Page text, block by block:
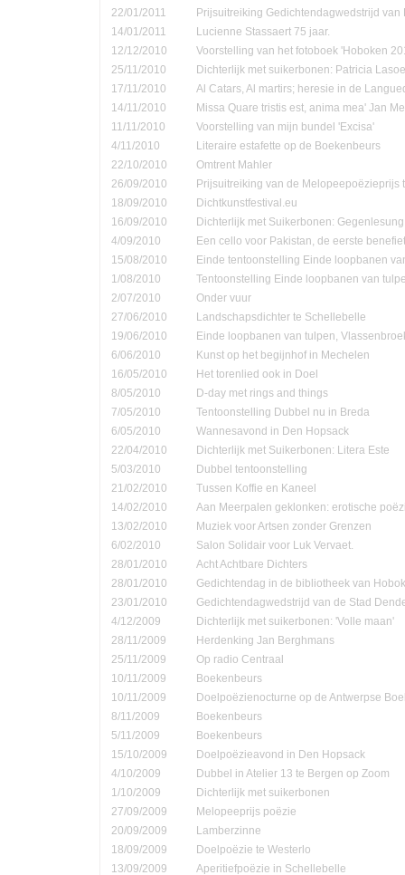
22/01/2011
Prijsuitreiking Gedichtendagwedstrijd van
14/01/2011
Lucienne Stassaert 75 jaar.
12/12/2010
Voorstelling van het fotoboek 'Hoboken
25/11/2010
Dichterlijk met suikerbonen: Patricia
17/11/2010
Al Catars, Al martirs; heresie in de
14/11/2010
Missa Quare tristis est, anima mea' Jan
11/11/2010
Voorstelling van mijn bundel 'Excisa'
4/11/2010
Literaire estafette op de Boekenbeurs
22/10/2010
Omtrent Mahler
26/09/2010
Prijsuitreiking van de Melopeepoëzieprijs
18/09/2010
Dichtkunstfestival.eu
16/09/2010
Dichterlijk met Suikerbonen:
4/09/2010
Een cello voor Pakistan, de eerste
15/08/2010
Einde tentoonstelling Einde loopbanen
1/08/2010
Tentoonstelling Einde loopbanen van
2/07/2010
Onder vuur
27/06/2010
Landschapsdichter te Schellebelle
19/06/2010
Einde loopbanen van tulpen,
6/06/2010
Kunst op het begijnhof in Mechelen
16/05/2010
Het torenlied ook in Doel
8/05/2010
D-day met rings and things
7/05/2010
Tentoonstelling Dubbel nu in Breda
6/05/2010
Wannesavond in Den Hopsack
22/04/2010
Dichterlijk met Suikerbonen: Litera Este
5/03/2010
Dubbel tentoonstelling
21/02/2010
Tussen Koffie en Kaneel
14/02/2010
Aan Meerpalen geklonken: erotische
13/02/2010
Muziek voor Artsen zonder Grenzen
6/02/2010
Salon Solidair voor Luk Vervaet.
28/01/2010
Acht Achtbare Dichters
28/01/2010
Gedichtendag in de bibliotheek van
23/01/2010
Gedichtendagwedstrijd van de Stad
4/12/2009
Dichterlijk met suikerbonen: 'Volle maan'
28/11/2009
Herdenking Jan Berghmans
25/11/2009
Op radio Centraal
10/11/2009
Boekenbeurs
10/11/2009
Doelpoëzienocturne op de Antwerpse
8/11/2009
Boekenbeurs
5/11/2009
Boekenbeurs
15/10/2009
Doelpoëzieavond in Den Hopsack
4/10/2009
Dubbel in Atelier 13 te Bergen op Zoom
1/10/2009
Dichterlijk met suikerbonen
27/09/2009
Melopeeprijs poëzie
20/09/2009
Lamberzinne
18/09/2009
Doelpoëzie te Westerlo
13/09/2009
Aperitiefpoëzie in Schellebelle